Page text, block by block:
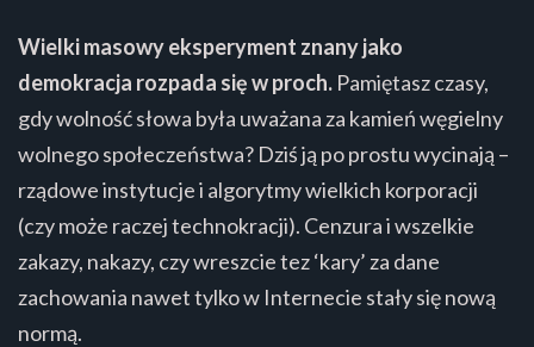
Wielki masowy eksperyment znany jako
demokracja rozpada się w proch. Pamiętasz czasy,
gdy wolność słowa była uważana za kamień węgielny
wolnego społeczeństwa? Dziś ją po prostu wycinają –
rządowe instytucje i algorytmy wielkich korporacji
(czy może raczej technokracji). Cenzura i wszelkie
zakazy, nakazy, czy wreszcie tez ‘kary’ za dane
zachowania nawet tylko w Internecie stały się nową
normą.